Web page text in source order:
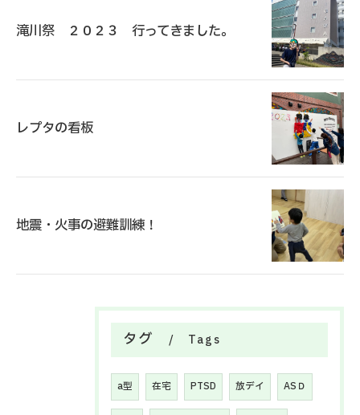
滝川祭 ２０２３ 行ってきました。
レプタの看板
地震・火事の避難訓練！
タグ Tags
a型 在宅 PTSD 放デイ ASＤ